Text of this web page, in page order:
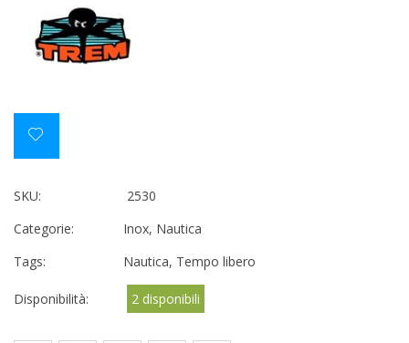
SKU:
2530
Categorie:
Inox, Nautica
Tags:
Nautica, Tempo libero
Disponibilità: 2 disponibili